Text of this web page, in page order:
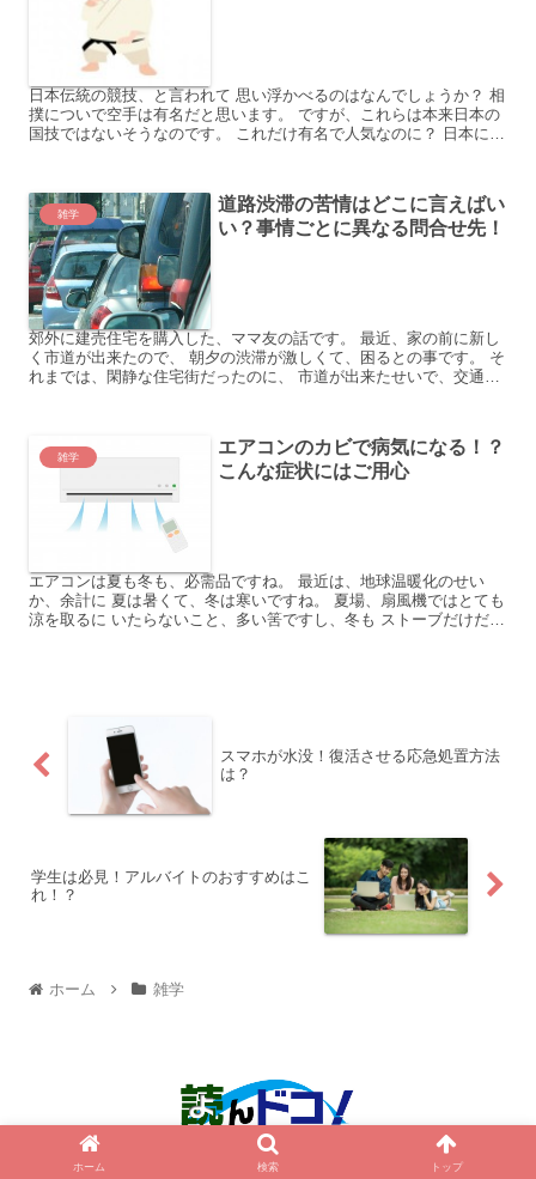
日本伝統の競技、と言われて 思い浮かべるのはなんでしょうか？ 相
撲についで空手は有名だと思います。 ですが、これらは本来日本の
国技ではないそうなのです。 これだけ有名で人気なのに？ 日本に昔
雑学
道路渋滞の苦情はどこに言えばい
い？事情ごとに異なる問合せ先！
郊外に建売住宅を購入した、ママ友の話です。 最近、家の前に新し
く市道が出来たので、 朝夕の渋滞が激しくて、困るとの事です。 そ
れまでは、閑静な住宅街だったのに、 市道が出来たせいで、交通量
雑学
エアコンのカビで病気になる！？
こんな症状にはご用心
エアコンは夏も冬も、必需品ですね。 最近は、地球温暖化のせい
か、余計に 夏は暑くて、冬は寒いですね。 夏場、扇風機ではとても
涼を取るに いたらないこと、多い筈ですし、冬も ストーブだけだと
スマホが水没！復活させる応急処置方法
は？
学生は必見！アルバイトのおすすめはこ
れ！？
ホーム 雑学
© 2015 読んドコ！.
ホーム 検索 トップ